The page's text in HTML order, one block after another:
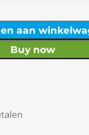
aan
Buy now